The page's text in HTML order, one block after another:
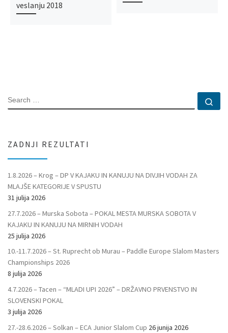
veslanju 2018
SEARCH
ZADNJI REZULTATI
1.8.2026 – Krog – DP V KAJAKU IN KANUJU NA DIVJIH VODAH ZA
MLAJŠE KATEGORIJE V SPUSTU
31 julija 2026
27.7.2026 – Murska Sobota – POKAL MESTA MURSKA SOBOTA V
KAJAKU IN KANUJU NA MIRNIH VODAH
25 julija 2026
10.-11.7.2026 – St. Ruprecht ob Murau – Paddle Europe Slalom Masters
Championships 2026
8 julija 2026
4.7.2026 – Tacen – “MLADI UPI 2026” – DRŽAVNO PRVENSTVO IN
SLOVENSKI POKAL
3 julija 2026
27.-28.6.2026 – Solkan – ECA Junior Slalom Cup 26 junija 2026